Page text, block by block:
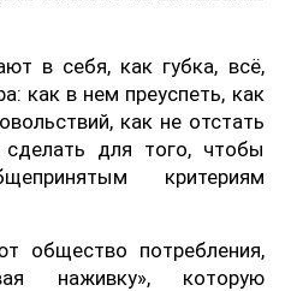
в себя, как губка, всё,
как в нем преуспеть, как
как не отстать
для того, чтобы
критериям
общество потребления,
наживку», которую